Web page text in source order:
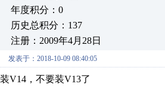
年度积分：0
历史总积分：137
注册：2009年4月28日
发表于：2018-10-09 08:40:05
装V14，不要装V13了